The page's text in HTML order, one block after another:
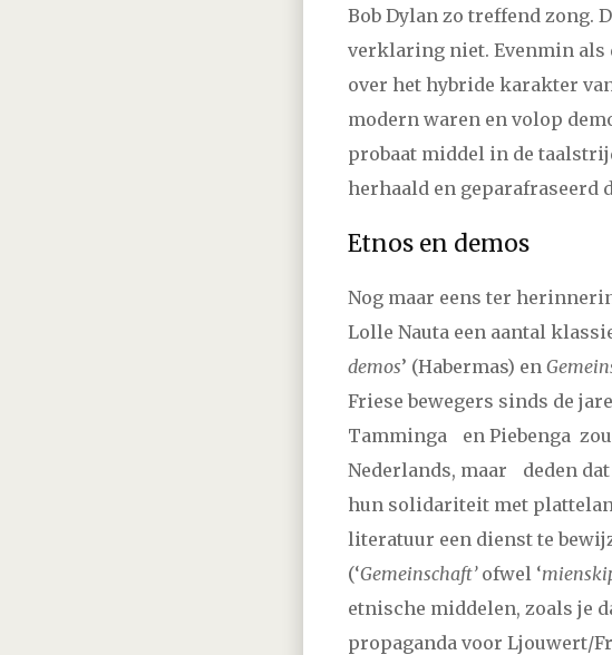
2008 januari februari maart april
2007 januari februari maart april
2006 april mei juni juli augustus
Bob Dylan zo treffend zong.
verklaring niet. Evenmin als
over het hybride karakter
modern waren en volop
probaat middel in de
herhaald en geparafraseerd
Etnos en demos
Nog maar eens ter
Lolle Nauta een aantal
demos’ (Habermas) en
Friese bewegers sinds de
Tamminga en Piebenga
Nederlands, maar deden
hun solidariteit met
literatuur een dienst te
(‘Gemeinschaft’ofwel ‘
etnische middelen, zoals je
propaganda voor Ljouwert/